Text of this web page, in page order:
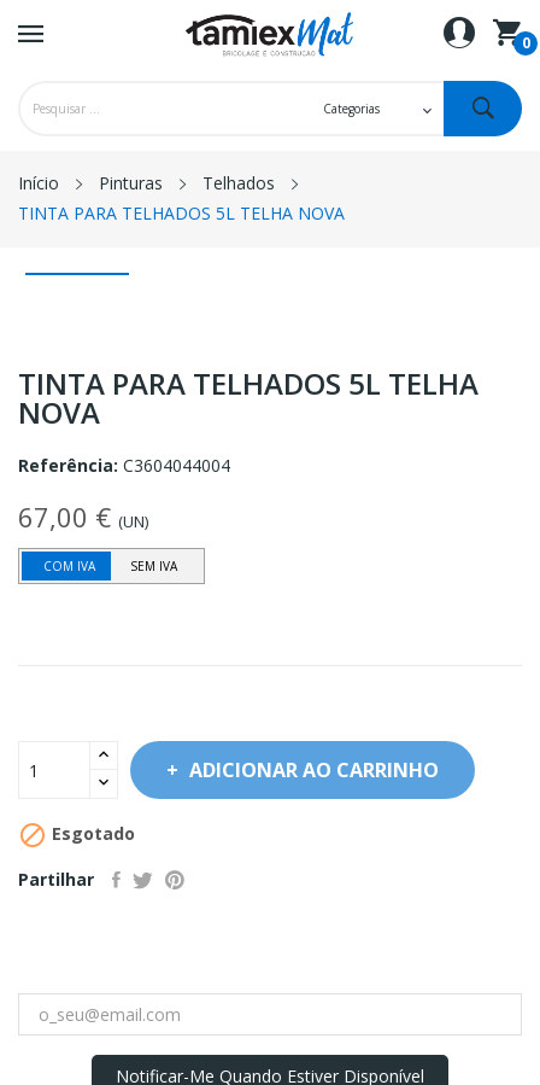
0
Início Pinturas
Telhados
TINTA PARA TELHADOS 5L TELHA NOVA
TINTA PARA TELHADOS 5L TELHA
NOVA
Referência: C3604044004
67,00 € (UN)
COM IVA SEM IVA
ADICIONAR AO CARRINHO
 Esgotado
Partilhar
Notificar-Me Quando Estiver Disponível